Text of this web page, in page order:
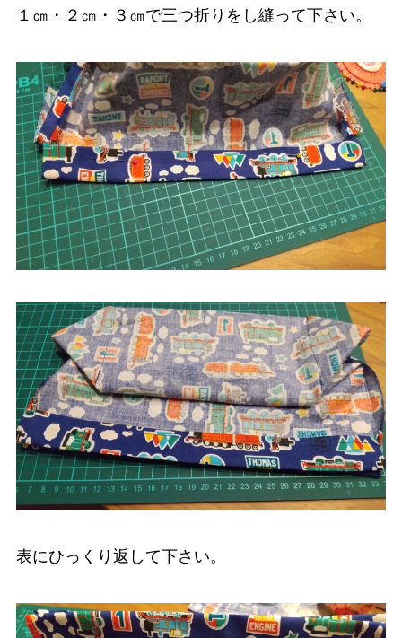
１㎝・２㎝・３㎝で三つ折りをし縫って下さい。
表にひっくり返して下さい。